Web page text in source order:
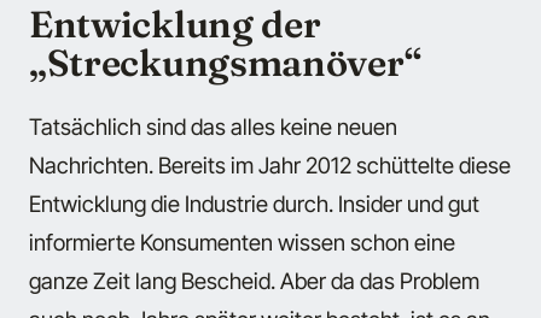
Entwicklung der
„Streckungsmanöver“
Tatsächlich sind das alles keine neuen
Nachrichten. Bereits im Jahr 2012 schüttelte diese
Entwicklung die Industrie durch. Insider und gut
informierte Konsumenten wissen schon eine
ganze Zeit lang Bescheid. Aber da das Problem